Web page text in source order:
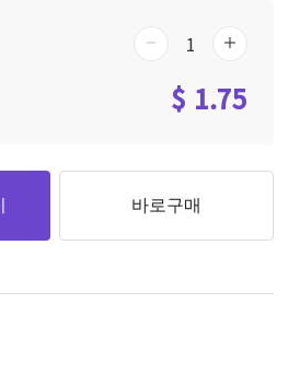
$ 1.75
바로구매